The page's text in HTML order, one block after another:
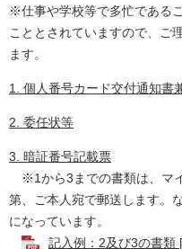
※仕事や学校等で多忙である
こととされていますので、ご
ます。​​
1. 個人番号カード交付通知書
2. 委任状等
3. 暗証番号記載票
※1から3までの書類は、マ
第、ご本人宛で郵送します。
になっています。
記入例：2及び3の書類